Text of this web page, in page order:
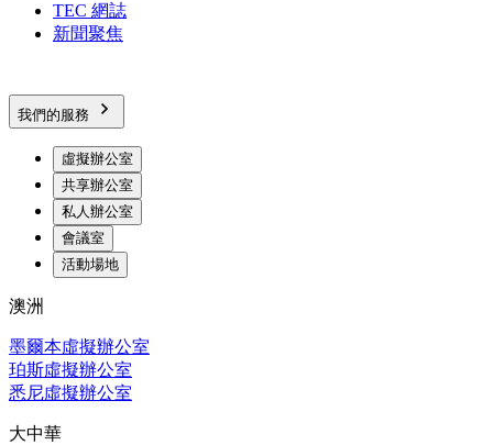
TEC 網誌
新聞聚焦
我們的服務
虛擬辦公室
共享辦公室
私人辦公室
會議室
活動場地
澳洲
墨爾本虛擬辦公室
珀斯虛擬辦公室
悉尼虛擬辦公室
大中華